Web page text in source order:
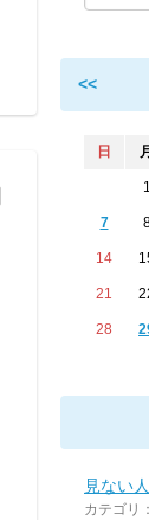
<<
日 月
1
7
14
21
28
見ない
カテゴリ